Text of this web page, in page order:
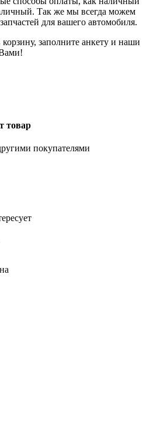
Так же мы всегда можем
для вашего автомобиля.
корзину, заполните анкету и наши
товар
покупателями